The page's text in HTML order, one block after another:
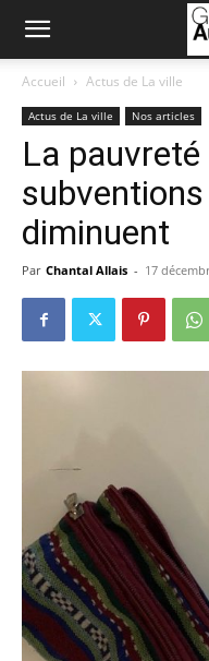
Accueil Actus de La ville
Actus de La ville Nos articles
La pauvreté
diminuent
Par Chantal Allais - 17